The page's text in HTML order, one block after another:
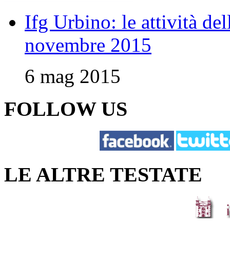
Ifg Urbino: le attività
novembre 2015
6 mag 2015
FOLLOW US
LE ALTRE TESTATE